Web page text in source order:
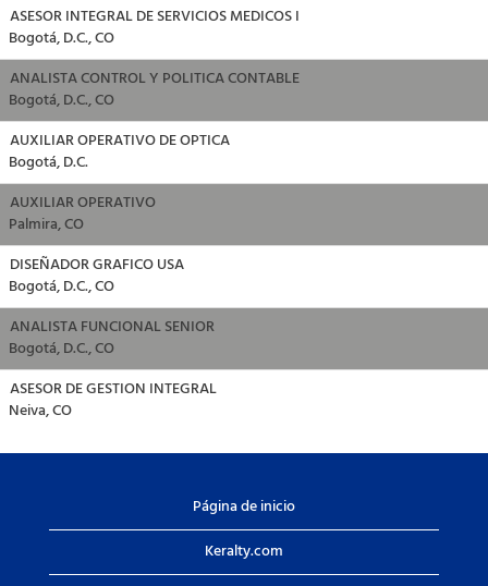
ASESOR INTEGRAL DE SERVICIOS MEDICOS I
Bogotá, D.C., CO
ANALISTA CONTROL Y POLITICA CONTABLE
Bogotá, D.C., CO
AUXILIAR OPERATIVO DE OPTICA
Bogotá, D.C.
AUXILIAR OPERATIVO
Palmira, CO
DISEÑADOR GRAFICO USA
Bogotá, D.C., CO
ANALISTA FUNCIONAL SENIOR
Bogotá, D.C., CO
ASESOR DE GESTION INTEGRAL
Neiva, CO
Página de inicio
Keralty.com